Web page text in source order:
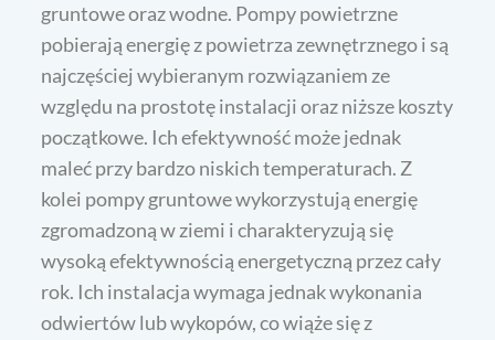
gruntowe oraz wodne. Pompy powietrzne
pobierają energię z powietrza zewnętrznego i są
najczęściej wybieranym rozwiązaniem ze
względu na prostotę instalacji oraz niższe koszty
początkowe. Ich efektywność może jednak
maleć przy bardzo niskich temperaturach. Z
kolei pompy gruntowe wykorzystują energię
zgromadzoną w ziemi i charakteryzują się
wysoką efektywnością energetyczną przez cały
rok. Ich instalacja wymaga jednak wykonania
odwiertów lub wykopów, co wiąże się z